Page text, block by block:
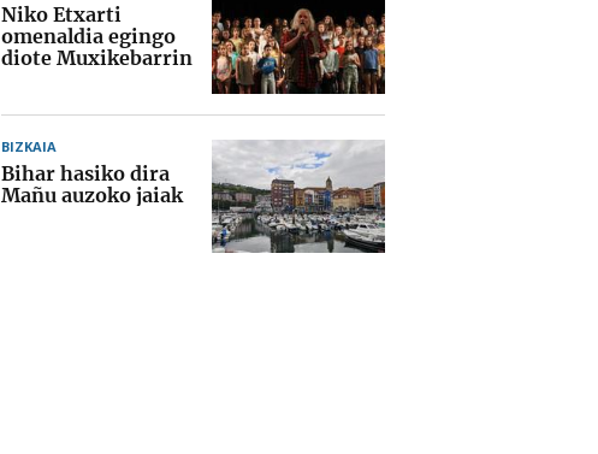
Niko Etxarti
omenaldia egingo
diote Muxikebarrin
BIZKAIA
Bihar hasiko dira
Mañu auzoko jaiak